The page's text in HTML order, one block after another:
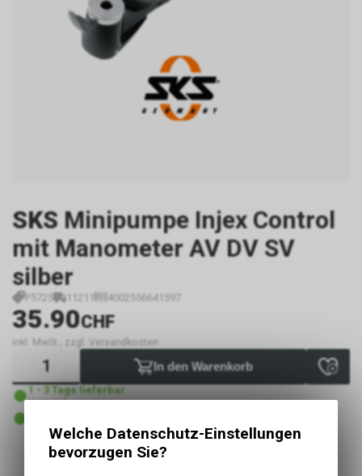
SKS Minipumpe Injex Control
mit Manometer AV DV SV
silber
P5725 11211 4002556641597
35.90CHF
inkl. MwSt., zzgl. Versandkosten
In den Warenkorb
1 - 3 Tage lieferbar
Versand
Welche Datenschutz-Einstellungen
bevorzugen Sie?